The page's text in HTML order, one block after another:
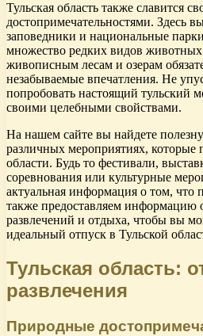
Тульская область также славится
достопримечательностями. Здесь
заповедники и национальные
множество редких видов
живописным лесам и озерам
незабываемые впечатления. Не
попробовать настоящий тульский
своими целебными свойствами.
На нашем сайте вы найдете
различных мероприятиях, которые
области. Будь то фестивали,
соревнования или культурные
актуальная информация о том,
также предоставляем информацию
развлечений и отдыха, чтобы вы
идеальный отпуск в Тульской
Тульская область:
развлечения
Природные